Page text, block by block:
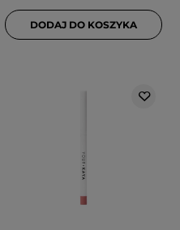
DODAJ DO KOSZYKA